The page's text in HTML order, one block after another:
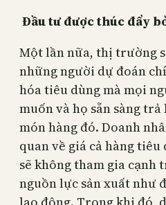
Đầu tư được thúc đẩy
Một lần nữa, thị trường
những người dự đoán
hóa tiêu dùng mà mọi
muốn và họ sẵn sàng
món hàng đó. Doanh
quan về giá cả hàng
sẽ không tham gia cạnh
nguồn lực sản xuất như